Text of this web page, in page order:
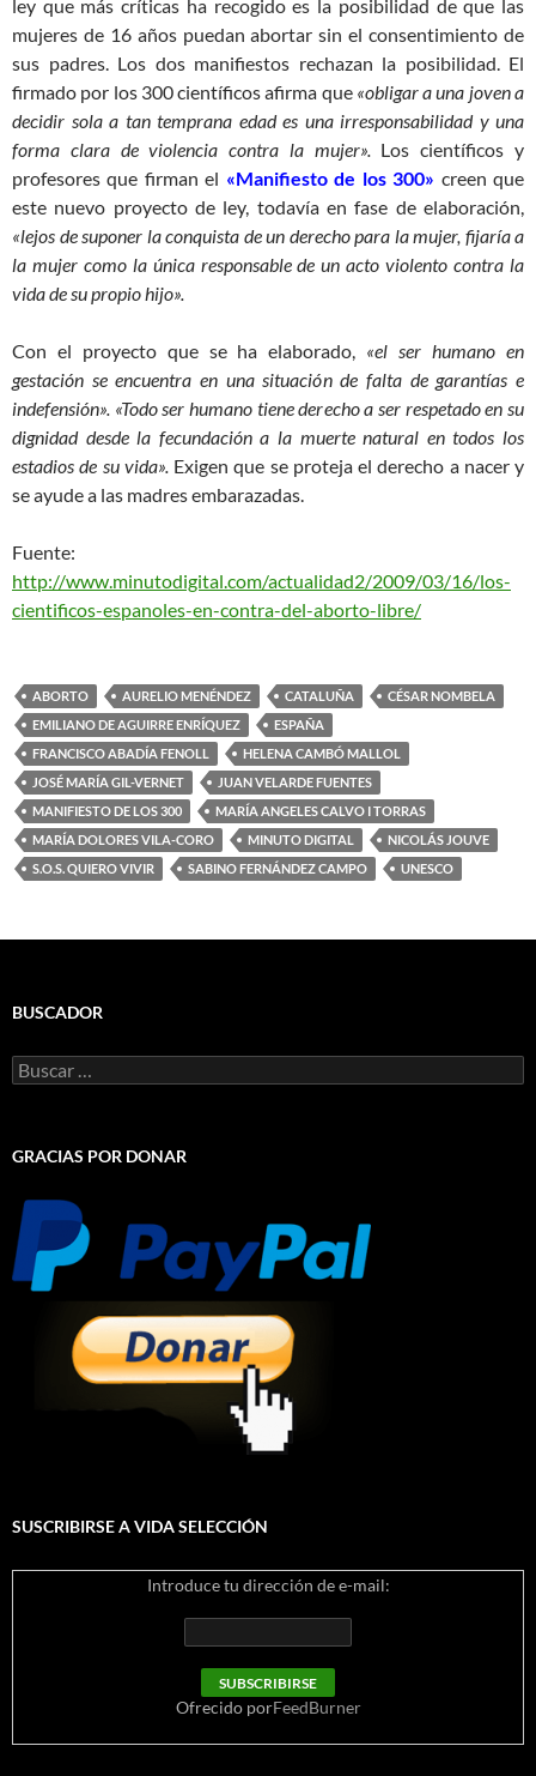
ley que más críticas ha recogido es la posibilidad de que las
mujeres de 16 años puedan abortar sin el consentimiento de
sus padres. Los dos manifiestos rechazan la posibilidad. El
firmado por los 300 científicos afirma que «obligar a una joven a
decidir sola a tan temprana edad es una irresponsabilidad y una
forma clara de violencia contra la mujer».Los científicos y
profesores que firman el «Manifiesto de los 300» creen que
este nuevo proyecto de ley, todavía en fase de elaboración,
«lejos de suponer la conquista de un derecho para la mujer, fijaría a
la mujer como la única responsable de un acto violento contra la
vida de su propio hijo».
Con el proyecto que se ha elaborado, «el ser humano en
gestación se encuentra en una situación de falta de garantías e
indefensión». «Todo ser humano tiene derecho a ser respetado en su
dignidad desde la fecundación a la muerte natural en todos los
estadios de su vida».Exigen que se proteja el derecho a nacer y
se ayude a las madres embarazadas.
Fuente:
http://www.minutodigital.com/actualidad2/2009/03/16/los-
cientificos-espanoles-en-contra-del-aborto-libre/
ABORTO AURELIO MENÉNDEZ CATALUÑA
CÉSAR NOMBELA
EMILIANO DE AGUIRRE ENRÍQUEZ
ESPAÑA
FRANCISCO ABADÍA FENOLL
HELENA CAMBÓ MALLOL
JOSÉ MARÍA GIL-VERNET
JUAN VELARDE FUENTES
MANIFIESTO DE LOS 300
MARÍA ANGELES CALVO I TORRAS
MARÍA DOLORES VILA-CORO
MINUTO DIGITAL
NICOLÁS JOUVE
S.O.S. QUIERO VIVIR
SABINO FERNÁNDEZ CAMPO UNESCO
BUSCADOR
Buscar:
GRACIAS POR DONAR
SUSCRIBIRSE A VIDA SELECCIÓN
Introduce tu dirección de e-mail:
Ofrecido porFeedBurner